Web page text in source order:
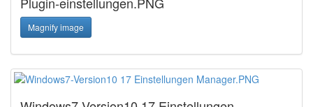
Magnify image